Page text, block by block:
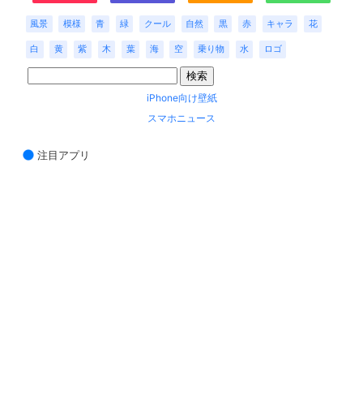
風景 模様 青 緑 クール 自然 黒 赤 キャラ 花
白 黄 紫 木 葉 海 空 乗り物 水 ロゴ
iPhone向け壁紙
スマホニュース
注目アプリ